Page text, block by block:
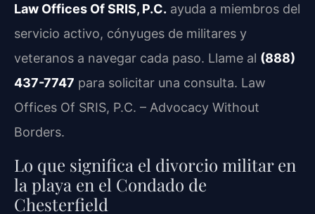
Law Offices Of SRIS, P.C. ayuda a miembros del
servicio activo, cónyuges de militares y
veteranos a navegar cada paso. Llame al (888)
437-7747 para solicitar una consulta. Law
Offices Of SRIS, P.C. – Advocacy Without
Borders.
Lo que significa el divorcio militar en
la playa en el Condado de
Chesterfield